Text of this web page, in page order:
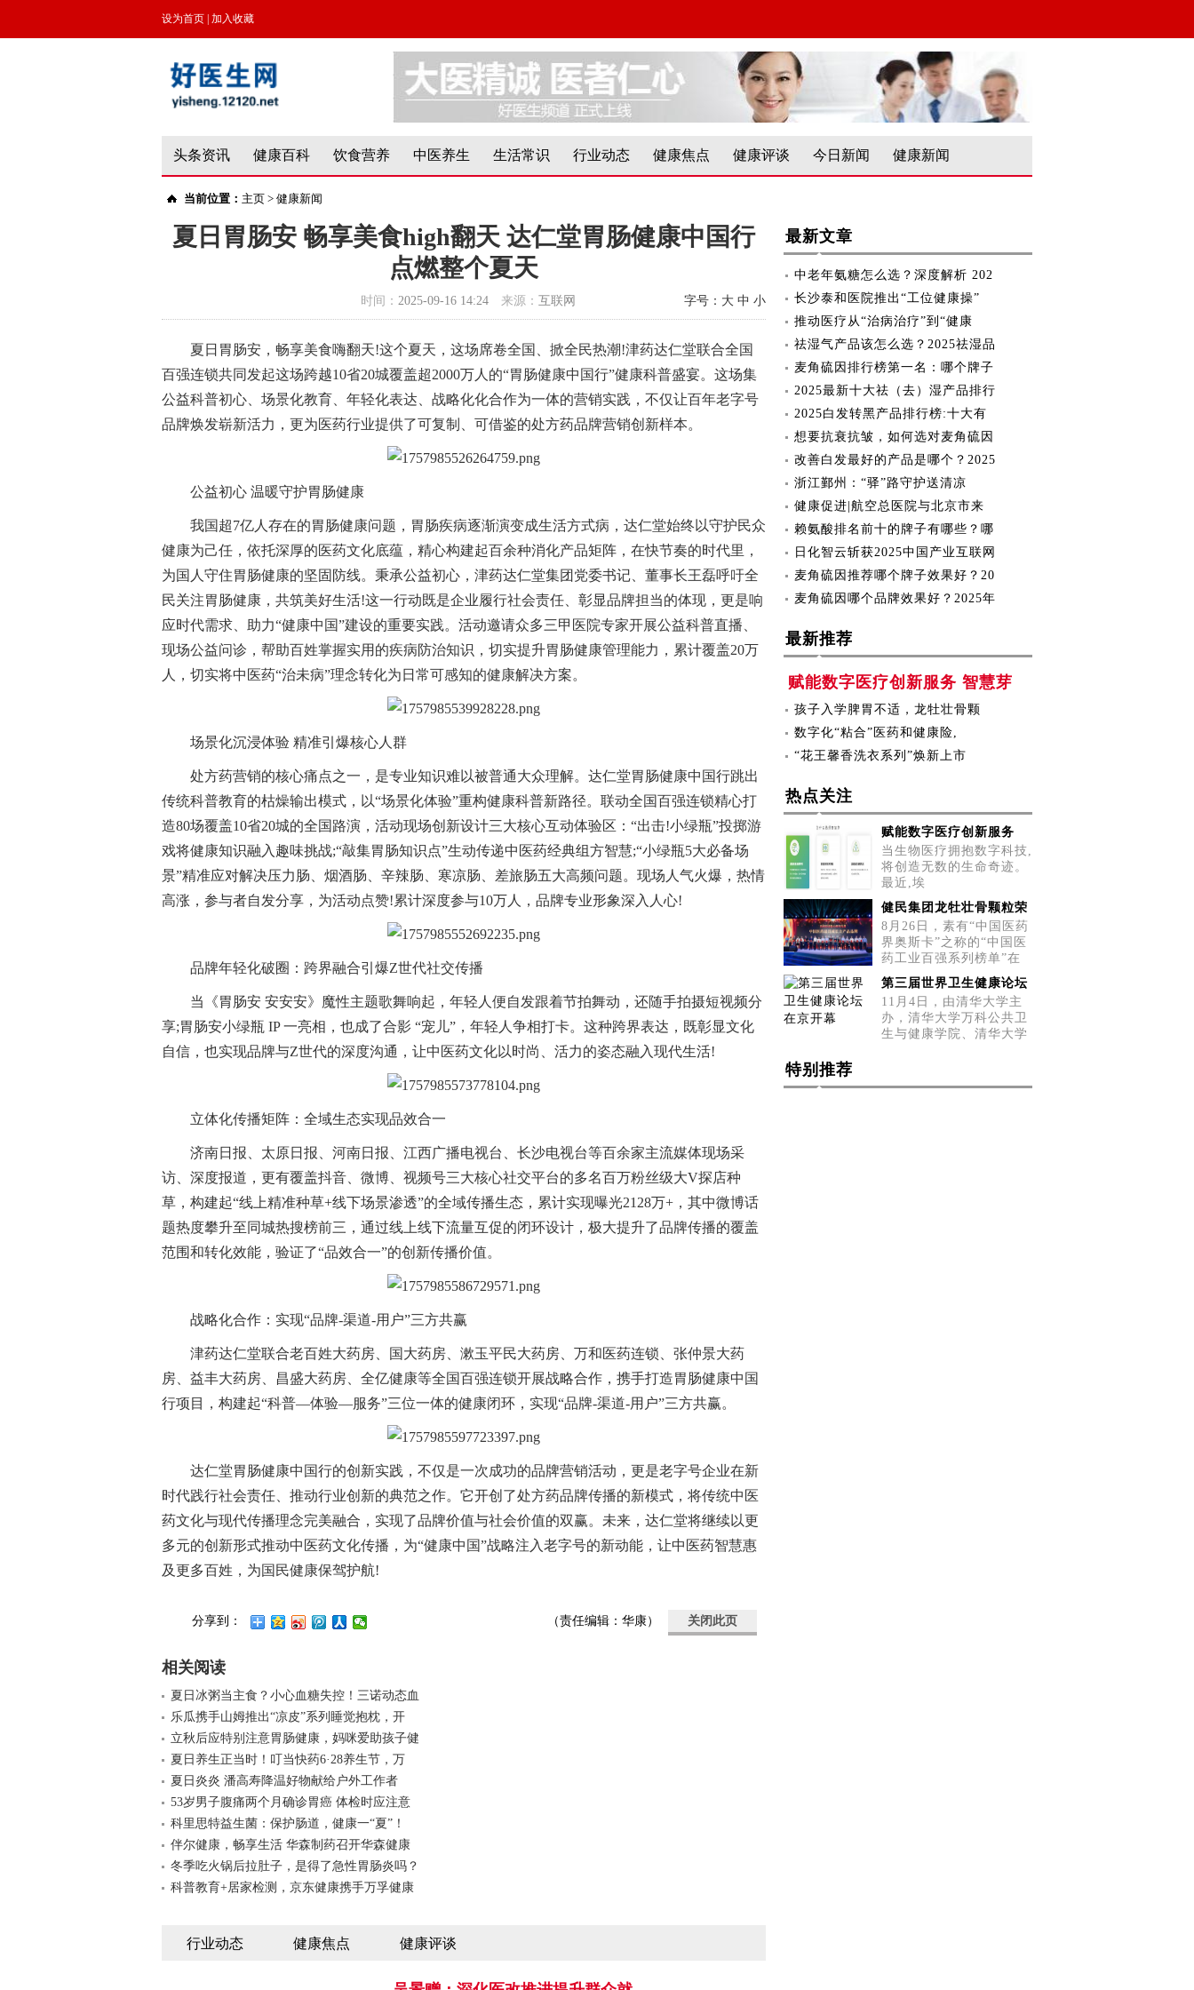
设为首页 加入收藏
头条资讯 健康百科 饮食营养 中医养生 生活常识 行业动态 健康焦点 健康评谈 今日新闻 健康新闻
当前位置： 主页 > 健康新闻
夏日胃肠安 畅享美食high翻天 达仁堂胃肠健康中国行
点燃整个夏天
时间： 2025-09-16 14:24 来源： 互联网 字号： 大 中 小
夏日胃肠安，畅享美食嗨翻天!这个夏天，这场席卷全国、掀全民热潮!津药达仁堂联合全国
百强连锁共同发起这场跨越10省20城覆盖超2000万人的“胃肠健康中国行”健康科普盛宴。这场集
公益科普初心、场景化教育、年轻化表达、战略化化合作为一体的营销实践，不仅让百年老字号
品牌焕发崭新活力，更为医药行业提供了可复制、可借鉴的处方药品牌营销创新样本。
公益初心 温暖守护胃肠健康
我国超7亿人存在的胃肠健康问题，胃肠疾病逐渐演变成生活方式病，达仁堂始终以守护民众
健康为己任，依托深厚的医药文化底蕴，精心构建起百余种消化产品矩阵，在快节奏的时代里，
为国人守住胃肠健康的坚固防线。秉承公益初心，津药达仁堂集团党委书记、董事长王磊呼吁全
民关注胃肠健康，共筑美好生活!这一行动既是企业履行社会责任、彰显品牌担当的体现，更是响
应时代需求、助力“健康中国”建设的重要实践。活动邀请众多三甲医院专家开展公益科普直播、
现场公益问诊，帮助百姓掌握实用的疾病防治知识，切实提升胃肠健康管理能力，累计覆盖20万
人，切实将中医药“治未病”理念转化为日常可感知的健康解决方案。
场景化沉浸体验 精准引爆核心人群
处方药营销的核心痛点之一，是专业知识难以被普通大众理解。达仁堂胃肠健康中国行跳出
传统科普教育的枯燥输出模式，以“场景化体验”重构健康科普新路径。联动全国百强连锁精心打
造80场覆盖10省20城的全国路演，活动现场创新设计三大核心互动体验区：“出击!小绿瓶”投掷游
戏将健康知识融入趣味挑战;“敲集胃肠知识点”生动传递中医药经典组方智慧;“小绿瓶5大必备场
景”精准应对解决压力肠、烟酒肠、辛辣肠、寒凉肠、差旅肠五大高频问题。现场人气火爆，热情
高涨，参与者自发分享，为活动点赞!累计深度参与10万人，品牌专业形象深入人心!
品牌年轻化破圈：跨界融合引爆Z世代社交传播
当《胃肠安 安安安》魔性主题歌舞响起，年轻人便自发跟着节拍舞动，还随手拍摄短视频分
享;胃肠安小绿瓶 IP 一亮相，也成了合影 “宠儿”，年轻人争相打卡。这种跨界表达，既彰显文化
自信，也实现品牌与Z世代的深度沟通，让中医药文化以时尚、活力的姿态融入现代生活!
立体化传播矩阵：全域生态实现品效合一
济南日报、太原日报、河南日报、江西广播电视台、长沙电视台等百余家主流媒体现场采
访、深度报道，更有覆盖抖音、微博、视频号三大核心社交平台的多名百万粉丝级大V探店种
草，构建起“线上精准种草+线下场景渗透”的全域传播生态，累计实现曝光2128万+，其中微博话
题热度攀升至同城热搜榜前三，通过线上线下流量互促的闭环设计，极大提升了品牌传播的覆盖
范围和转化效能，验证了“品效合一”的创新传播价值。
战略化合作：实现“品牌-渠道-用户”三方共赢
津药达仁堂联合老百姓大药房、国大药房、漱玉平民大药房、万和医药连锁、张仲景大药
房、益丰大药房、昌盛大药房、全亿健康等全国百强连锁开展战略合作，携手打造胃肠健康中国
行项目，构建起“科普—体验—服务”三位一体的健康闭环，实现“品牌-渠道-用户”三方共赢。
达仁堂胃肠健康中国行的创新实践，不仅是一次成功的品牌营销活动，更是老字号企业在新
时代践行社会责任、推动行业创新的典范之作。它开创了处方药品牌传播的新模式，将传统中医
药文化与现代传播理念完美融合，实现了品牌价值与社会价值的双赢。未来，达仁堂将继续以更
多元的创新形式推动中医药文化传播，为“健康中国”战略注入老字号的新动能，让中医药智慧惠
及更多百姓，为国民健康保驾护航!
分享到： 关闭此页
（责任编辑：华康）
相关阅读
夏日冰粥当主食？小心血糖失控！三诺动态血
乐瓜携手山姆推出“凉皮”系列睡觉抱枕，开
立秋后应特别注意胃肠健康，妈咪爱助孩子健
夏日养生正当时！叮当快药6·28养生节，万
夏日炎炎 潘高寿降温好物献给户外工作者
53岁男子腹痛两个月确诊胃癌 体检时应注意
科里思特益生菌：保护肠道，健康一“夏”！
伴尔健康，畅享生活 华森制药召开华森健康
冬季吃火锅后拉肚子，是得了急性胃肠炎吗？
科普教育+居家检测，京东健康携手万孚健康
行业动态 健康焦点 健康评谈
最新文章
中老年氨糖怎么选？深度解析 202
长沙泰和医院推出“工位健康操”
推动医疗从“治病治疗”到“健康
祛湿气产品该怎么选？2025祛湿品
麦角硫因排行榜第一名：哪个牌子
2025最新十大祛（去）湿产品排行
2025白发转黑产品排行榜:十大有
想要抗衰抗皱，如何选对麦角硫因
改善白发最好的产品是哪个？2025
浙江鄞州：“驿”路守护送清凉
健康促进|航空总医院与北京市来
赖氨酸排名前十的牌子有哪些？哪
日化智云斩获2025中国产业互联网
麦角硫因推荐哪个牌子效果好？20
麦角硫因哪个品牌效果好？2025年
最新推荐
赋能数字医疗创新服务 智慧芽
孩子入学脾胃不适，龙牡壮骨颗
数字化“粘合”医药和健康险,
“花王馨香洗衣系列”焕新上市
热点关注
赋能数字医疗创新服务
当生物医疗拥抱数字科技,
将创造无数的生命奇迹。
最近,埃
健民集团龙牡壮骨颗粒荣
8月26日，素有“中国医药
界奥斯卡”之称的“中国医
药工业百强系列榜单”在
第三届世界卫生健康论坛
11月4日，由清华大学主
办，清华大学万科公共卫
生与健康学院、清华大学
特别推荐